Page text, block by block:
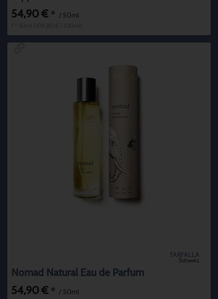
54,90 € * / 50ml
FARFALLA
Schweiz
Nomad Natural Eau de Parfum
54,90 € * / 50ml